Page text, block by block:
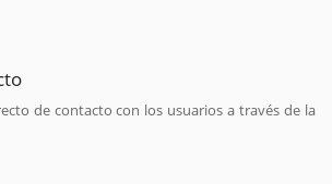
de contacto con los usuarios a través de la